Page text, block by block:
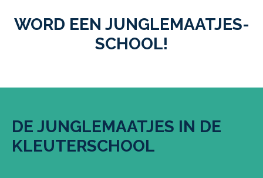
WORD EEN JUNGLEMAATJES-
SCHOOL!
DE JUNGLEMAATJES IN DE
KLEUTERSCHOOL